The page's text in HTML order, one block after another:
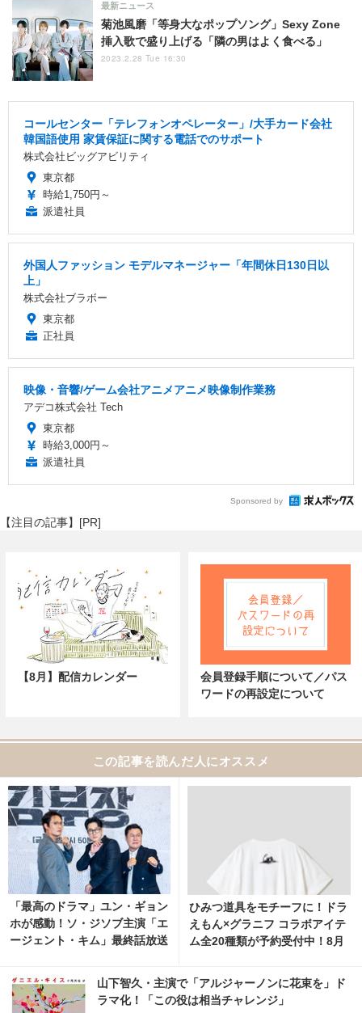
菊池風磨「等身大なポップソング」Sexy Zone
挿入歌で盛り上げる「隣の男はよく食べる」
最新ニュース
2023.2.28 Tue 16:30
コールセンター「テレフォンオペレーター」/大手カード会社
韓国語使用 家賃保証に関する電話でのサポート
株式会社ビッグアビリティ
東京都
時給1,750円～
派遣社員
外国人ファッション モデルマネージャー「年間休日130日以
上」
株式会社ブラボー
東京都
正社員
映像・音響/ゲーム会社アニメアニメ映像制作業務
アデコ株式会社 Tech
東京都
時給3,000円～
派遣社員
Sponsored by
【注目の記事】[PR]
【8月】配信カレンダー
会員登録手順について／パス
ワードの再設定について
この記事を読んだ人にオススメ
「最高のドラマ」ユン・ギョン
ホが感動！ソ・ジソブ主演「エ
ージェント・キム」最終話放送
禁 1枚目の写真・画像 | cinem
acafe.net
ひみつ道具をモチーフに！ドラ
えもん×グラニフ コラボアイテ
ム全20種類が予約受付中！8月
像 | cinemacafe.net
山下智久・主演で「アルジャーノンに花束を」ド
ラマ化！「この役は相当チャレンジ」